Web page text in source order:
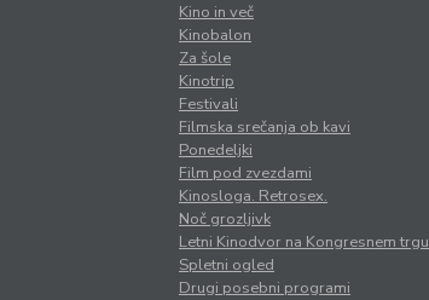
Kino in več
Kinobalon
Za šole
Kinotrip
Festivali
Filmska srečanja ob kavi
Ponedeljki
Film pod zvezdami
Kinosloga. Retrosex.
Noč grozljivk
Letni Kinodvor na Kongresnem trgu
Spletni ogled
Drugi posebni programi